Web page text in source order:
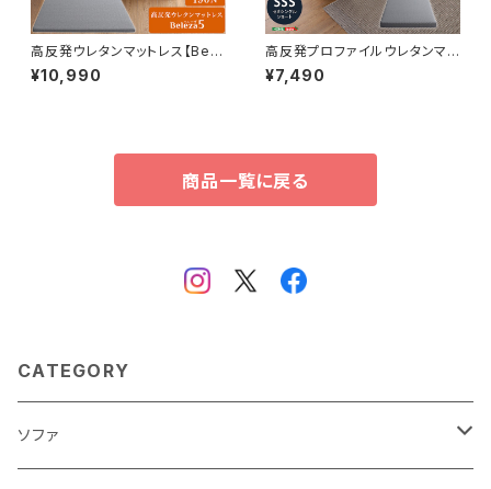
高反発ウレタンマットレス【Bele
za5-ベレーザ・ファイブ-】(キン
グ) ORM-05K
¥10,990
高反発プロファイルウレタンマッ
トレス【Beleza10-ベレーザ・テ
ン-】(セミシングルショート) O
¥7,490
商品一覧に戻る
CATEGORY
ソファ